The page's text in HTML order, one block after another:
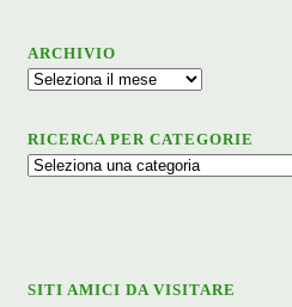
ARCHIVIO
Archivio
RICERCA PER CATEGORIE
Ricerca
SITI AMICI DA VISITARE